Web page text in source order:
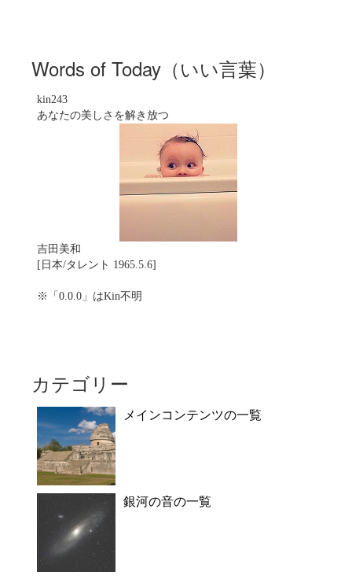
Words of Today（いい言葉）
kin243
あなたの美しさを解き放つ
吉田美和
[日本/タレント 1965.5.6]
※「0.0.0」はKin不明
カテゴリー
メインコンテンツの一覧
銀河の音の一覧